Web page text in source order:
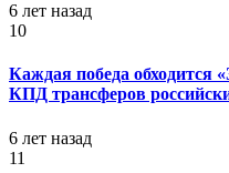
6 лет назад
10
Каждая победа обходится
КПД трансферов
6 лет назад
11